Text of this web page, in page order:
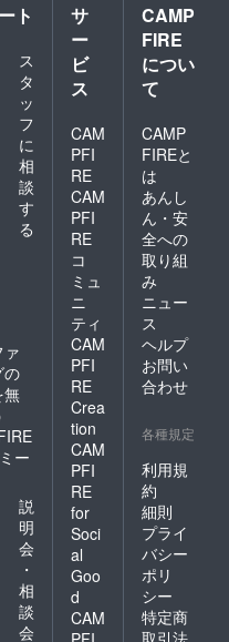
ト
ス
タ
ッ
フ
に
相
談
す
る
の
無
ー
説
明
会
・
相
談
会
サ
ー
ビ
ス
CAM
PFI
RE
CAM
PFI
RE
コ
ミュ
ニ
ティ
CAM
PFI
RE
Crea
tion
CAM
PFI
RE
for
Soci
al
Goo
d
CAM
CAMP
FIRE
につい
て
CAMP
FIREと
は
あんし
ん・安
全への
取り組
み
ニュー
ス
ヘルプ
お問い
合わせ
各種規定
利用規
約
細則
プライ
バシー
ポリ
シー
特定商
取引法